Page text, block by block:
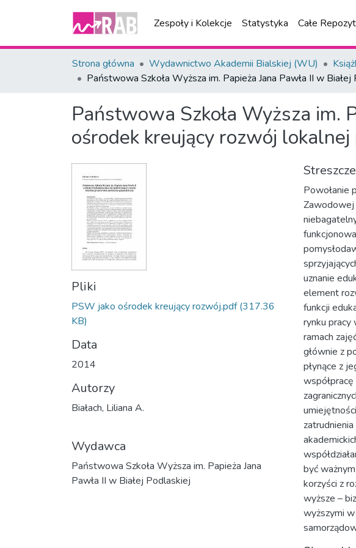
Zespoły i Kolekcje Statystyka Całe
Strona główna Wydawnictwo Akademii Bialskiej (WU)
Państwowa Szkoła Wyższa im. Papieża Jana Pawła II w
Państwowa Szkoła Wyższa im.
ośrodek kreujący rozwój
Pliki
PSW jako ośrodek kreujący rozwój.pdf (317.36
KB)
Data
2014
Autorzy
Białach, Liliana A.
Wydawca
Państwowa Szkoła Wyższa im. Papieża Jana
Pawła II w Białej Podlaskiej
Powołanie
Zawodowej
uznanie
element
funkcji
rynku pracy
ramach
głównie z
płynące z
być
korzyści z
wyższe –
wyższymi